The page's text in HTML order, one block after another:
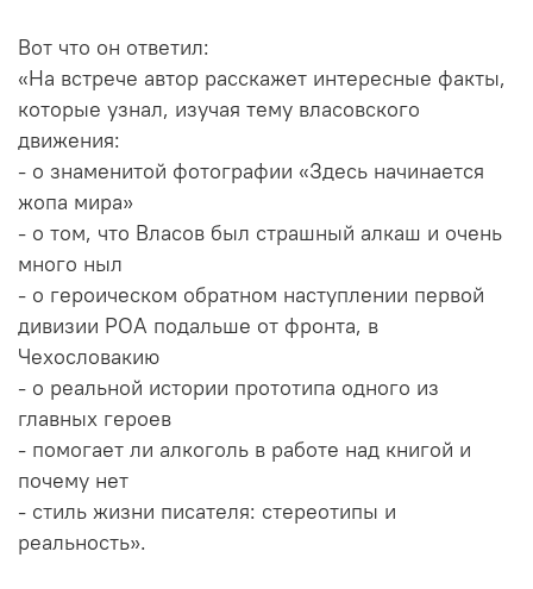
Вот что он ответил:
«На встрече автор расскажет интересные факты,
которые узнал, изучая тему власовского
движения:
- о знаменитой фотографии «Здесь начинается
жопа мира»
- о том, что Власов был страшный алкаш и очень
много ныл
- о героическом обратном наступлении первой
дивизии РОА подальше от фронта, в
Чехословакию
- о реальной истории прототипа одного из
главных героев
- помогает ли алкоголь в работе над книгой и
почему нет
- стиль жизни писателя: стереотипы и
реальность».